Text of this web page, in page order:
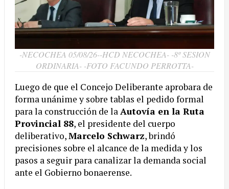
-NECOCHEA 05/08/26--HCD NECOCHEA- -8º SESION
ORDINARIA- -FOTO FACUNDO PERROTTA-
Luego de que el Concejo Deliberante aprobara de
forma unánime y sobre tablas el pedido formal
para la construcción de laAutovía en la Ruta
Provincial 88, el presidente del cuerpo
deliberativo,Marcelo Schwarz, brindó
precisiones sobre el alcance de la medida y los
pasos a seguir para canalizar la demanda social
ante el Gobierno bonaerense.